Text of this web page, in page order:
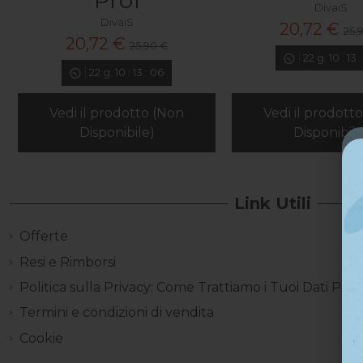
DivaiS
20,72 € 25,90 €
22 g. 10 :13 : 05
Vedi il prodotto (Non
Disponibile)
DivaiS
20,72 €
22 g. 10 :13 :
Vedi il
Link Utili
Offerte
Resi e Rimborsi
Politica sulla Privacy: Come Trattiamo i Tuoi Dati
Termini e condizioni di vendita
Cookie